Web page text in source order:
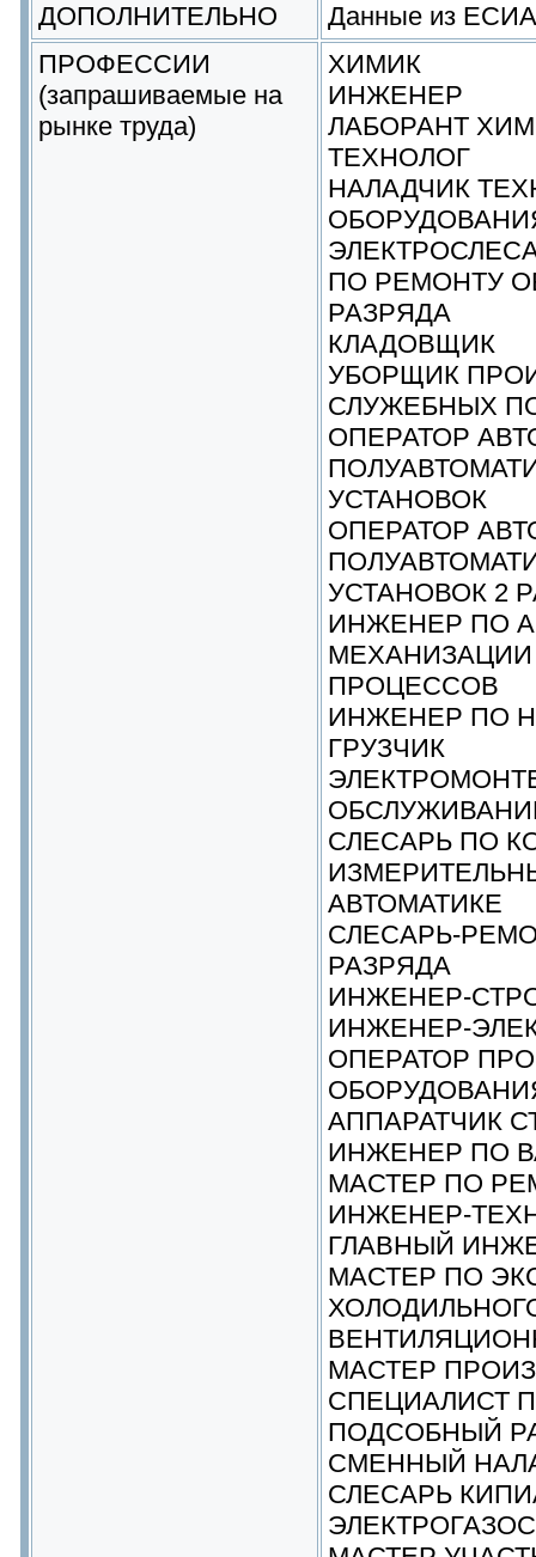
ДОПОЛНИТЕЛЬНО
Данные из
ПРОФЕССИИ
(запрашиваемые на
рынке труда)
ХИМИК
ИНЖЕНЕР
ЛАБОРАНТ
ТЕХНОЛОГ
НАЛАДЧИК
ПО РЕМОНТУ
РАЗРЯДА
КЛАДОВЩИК
УБОРЩИК
СЛУЖЕБНЫХ
ОПЕРАТОР
УСТАНОВОК
ОПЕРАТОР
УСТАНОВОК 2
ИНЖЕНЕР ПО
ПРОЦЕССОВ
ИНЖЕНЕР ПО
ГРУЗЧИК
СЛЕСАРЬ ПО
АВТОМАТИКЕ
СЛЕСАРЬ-
РАЗРЯДА
ИНЖЕНЕР-
ИНЖЕНЕР-
ОПЕРАТОР
АППАРАТЧИК
ИНЖЕНЕР ПО
МАСТЕР ПО
ИНЖЕНЕР-
ГЛАВНЫЙ
МАСТЕР ПО
МАСТЕР
СПЕЦИАЛИСТ
ПОДСОБНЫЙ
СМЕННЫЙ
СЛЕСАРЬ